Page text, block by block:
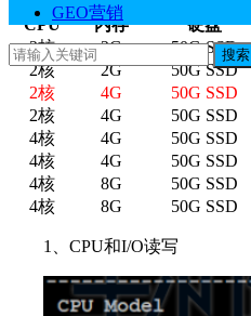
GEO营销
搜索
CPU 内存 硬盘
2核
2G 50G SSD
2核
2G 50G SSD
2核
4G 50G SSD
2核
4G 50G SSD
4核
4G 50G SSD
4核
4G 50G SSD
4核
8G 50G SSD
4核
8G 50G SSD
1、CPU和I/O读写